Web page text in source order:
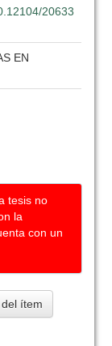
20633
EN
tesis no
la
con un
ítem